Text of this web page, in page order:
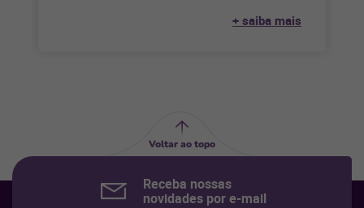
+ saiba mais
Voltar ao topo
Receba nossas
novidades por e-mail